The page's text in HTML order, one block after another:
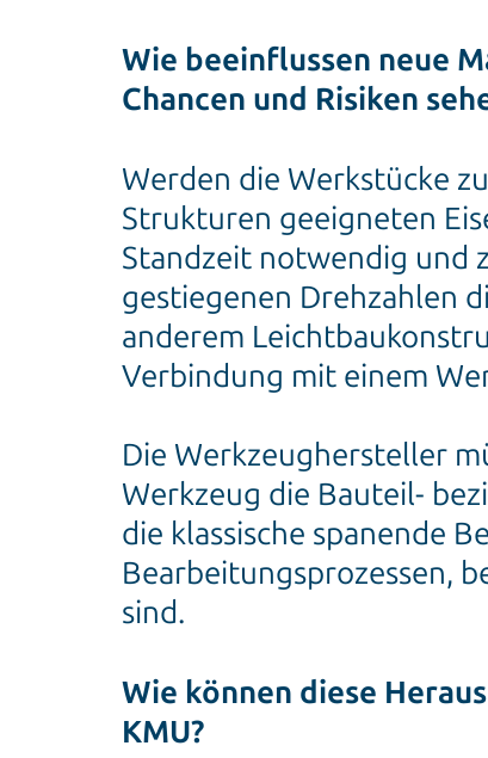
Wie beeinflussen neue
Chancen und Risiken
Werden die Werkstücke
Strukturen geeigneten
Standzeit notwendig und
gestiegenen Drehzahlen
anderem
Verbindung mit einem
Die Werkzeughersteller
Werkzeug die Bauteil-
die klassische spanende
Bearbeitungsprozessen,
sind.
Wie können diese
KMU?